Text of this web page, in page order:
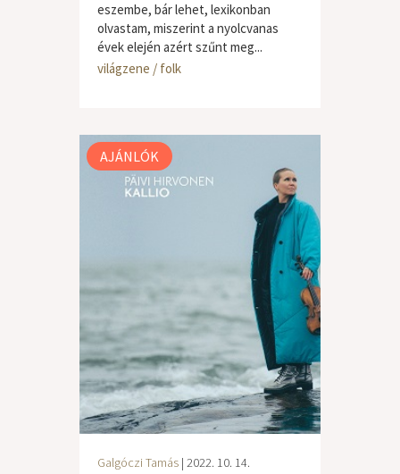
eszembe, bár lehet, lexikonban
olvastam, miszerint a nyolcvanas
évek elején azért szűnt meg...
világzene / folk
AJÁNLÓK
Galgóczi Tamás | 2022. 10. 14.